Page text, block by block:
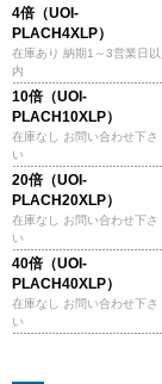
4倍（UOI-
PLACH4XLP）
在庫あり 納期1～3営業日以
内
10倍（UOI-
PLACH10XLP）
在庫なし お問い合わせ下さ
い
20倍（UOI-
PLACH20XLP）
在庫なし お問い合わせ下さ
い
40倍（UOI-
PLACH40XLP）
在庫なし お問い合わせ下さ
い